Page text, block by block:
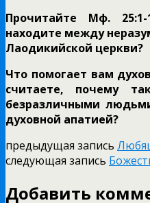
Прочитайте Мф.
находите между
Лаодикийской церкви?
Что помогает вам
считаете, почему
безразличными
духовной апатией?
предыдущая запись
следующая запись
Добавить